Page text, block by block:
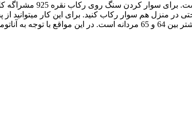
وزن رکاب با وجود
در منزل هم سوار رکاب کنید. برای این کار میتوانید